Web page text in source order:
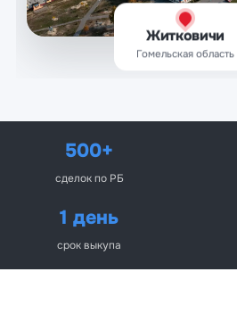
Житковичи
Гомельская область
500+
сделок по РБ
1 день
срок выкупа